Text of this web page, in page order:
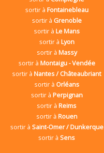
sortir à Fontainebleau
sortir à Grenoble
sortir à Le Mans
sortir à Lyon
sortir à Massy
sortir à Montaigu - Vendée
sortir àNantes / Châteaubriant
sortir à Orléans
sortir à Perpignan
sortir àReims
sortir à Rouen
sortir à Saint-Omer / Dunkerque
sortir àSens